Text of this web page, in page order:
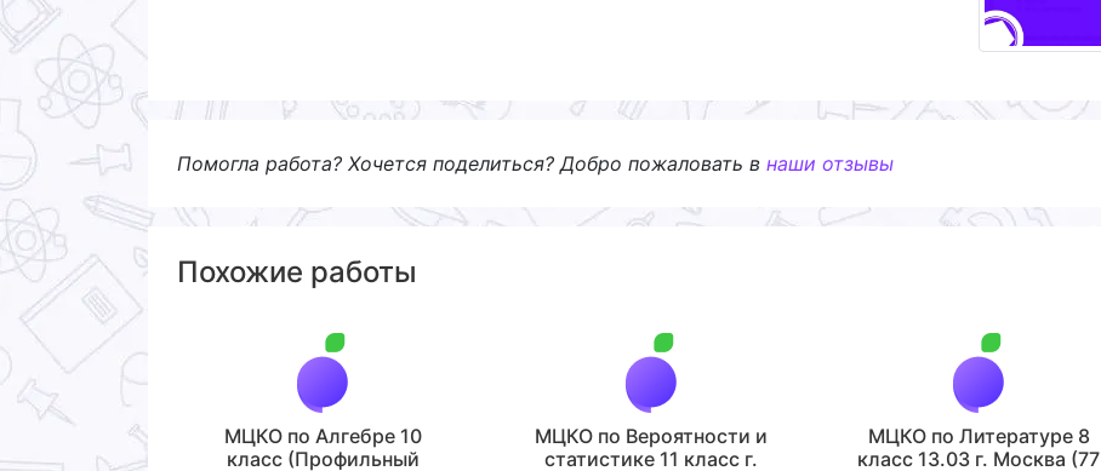
Помогла работа? Хочется поделиться? Добро пожаловать в наши отзывы
Похожие работы
МЦКО по Алгебре 10
класс (Профильный
МЦКО по Вероятности и
статистике 11 класс г.
МЦКО по Литературе 8
класс 13.03 г. Москва (77